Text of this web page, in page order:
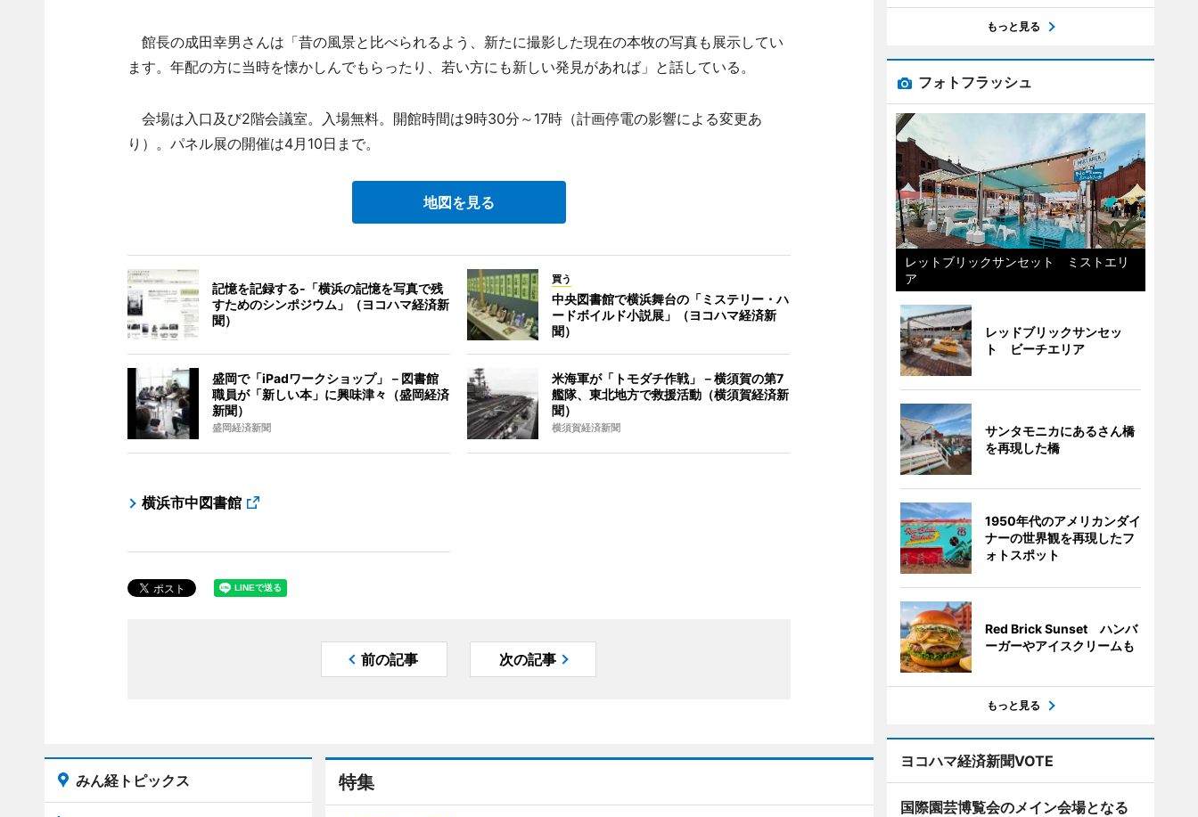
館長の成田幸男さんは「昔の風景と比べられるよう、新たに撮影した現在の本牧の写真も展示してい
ます。年配の方に当時を懐かしんでもらったり、若い方にも新しい発見があれば」と話している。
会場は入口及び2階会議室。入場無料。開館時間は9時30分～17時（計画停電の影響による変更あ
り）。パネル展の開催は4月10日まで。
地図を見る
記憶を記録する-「横浜の記憶を写真で残
すためのシンポジウム」（ヨコハマ経済新
聞）
買う
中央図書館で横浜舞台の「ミステリー・ハ
ードボイルド小説展」（ヨコハマ経済新
聞）
盛岡で「iPadワークショップ」－図書館
職員が「新しい本」に興味津々（盛岡経済
新聞）
盛岡経済新聞
米海軍が「トモダチ作戦」－横須賀の第7
艦隊、東北地方で救援活動（横須賀経済新
聞）
横須賀経済新聞
横浜市中図書館
前の記事 次の記事
特集
みん経トピックス
もっと見る
フォトフラッシュ
レットブリックサンセット ミストエリ
ア
レッドブリックサンセッ
ト ビーチエリア
サンタモニカにあるさん橋
を再現した橋
1950年代のアメリカンダイ
ナーの世界観を再現したフ
ォトスポット
Red Brick Sunset ハンバ
ーガーやアイスクリームも
もっと見る
ヨコハマ経済新聞VOTE
国際園芸博覧会のメイン会場となる